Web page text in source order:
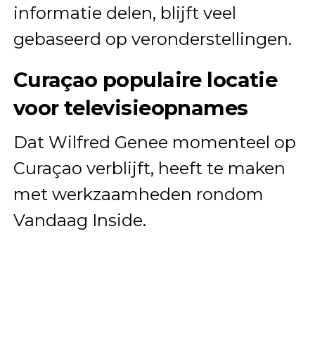
informatie delen, blijft veel
gebaseerd op veronderstellingen.
Curaçao populaire locatie
voor televisieopnames
Dat Wilfred Genee momenteel op
Curaçao verblijft, heeft te maken
met werkzaamheden rondom
Vandaag Inside.